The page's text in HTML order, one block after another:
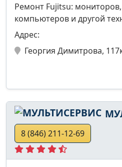
Ремонт Fujitsu: мониторов,
компьютеров и другой
Адрес:
Георгия Димитрова,
8 (846) 211-12-69